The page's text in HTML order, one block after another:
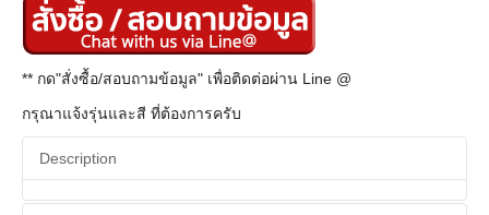
** กด"สั่งซื้อ/สอบถามข้อมูล" เพื่อติดต่อผ่าน Line @
กรุณาแจ้งรุ่นและสี ที่ต้องการครับ
Description